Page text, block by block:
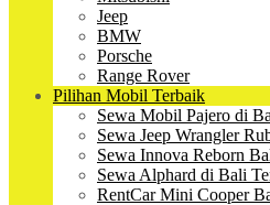
Jeep
BMW
Porsche
Range Rover
Pilihan Mobil Terbaik
Sewa Mobil Pajero di
Sewa Jeep Wrangler
Sewa Innova Reborn
Sewa Alphard di Bali
RentCar Mini Cooper